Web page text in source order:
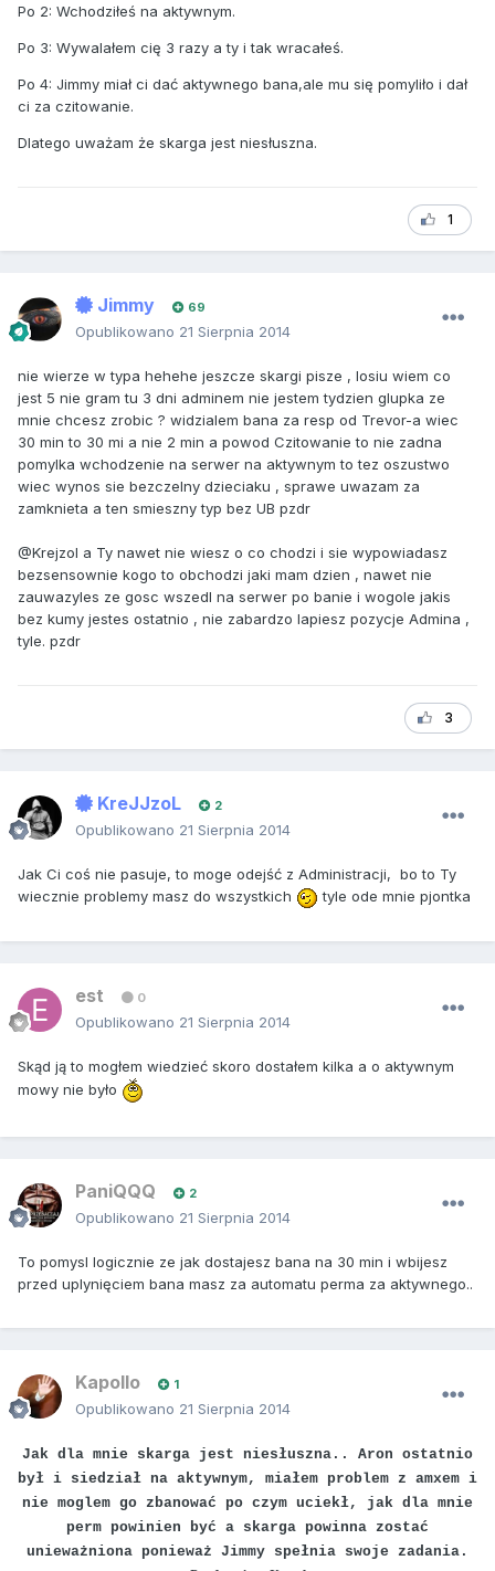
Po 2: Wchodziłeś na aktywnym.
Po 3: Wywalałem cię 3 razy a ty i tak wracałeś.
Po 4: Jimmy miał ci dać aktywnego bana,ale mu się pomyliło i dał
ci za czitowanie.
Dlatego uważam że skarga jest niesłuszna.
1
Jimmy 69
Opublikowano 21 Sierpnia 2014
nie wierze w typa hehehe jeszcze skargi pisze , losiu wiem co
jest 5 nie gram tu 3 dni adminem nie jestem tydzien glupka ze
mnie chcesz zrobic ? widzialem bana za resp od Trevor-a wiec
30 min to 30 mi a nie 2 min a powod Czitowanie to nie zadna
pomylka wchodzenie na serwer na aktywnym to tez oszustwo
wiec wynos sie bezczelny dzieciaku , sprawe uwazam za
zamknieta a ten smieszny typ bez UB pzdr
@Krejzol a Ty nawet nie wiesz o co chodzi i sie wypowiadasz
bezsensownie kogo to obchodzi jaki mam dzien , nawet nie
zauwazyles ze gosc wszedl na serwer po banie i wogole jakis
bez kumy jestes ostatnio , nie zabardzo lapiesz pozycje Admina ,
tyle. pzdr
3
KreJJzoL 2
Opublikowano 21 Sierpnia 2014
Jak Ci coś nie pasuje, to moge odejść z Administracji, bo to Ty
wiecznie problemy masz do wszystkich
tyle ode mnie pjontka
est 0
Opublikowano 21 Sierpnia 2014
Skąd ją to mogłem wiedzieć skoro dostałem kilka a o aktywnym
mowy nie było
PaniQQQ 2
Opublikowano 21 Sierpnia 2014
To pomysl logicznie ze jak dostajesz bana na 30 min i wbijesz
przed uplynięciem bana masz za automatu perma za aktywnego..
Kapollo 1
Opublikowano 21 Sierpnia 2014
Jak dla mnie skarga jest niesłuszna.. Aron ostatnio
był i siedział na aktywnym, miałem problem z amxem i
nie moglem go zbanować po czym uciekł, jak dla mnie
perm powinien być a skarga powinna zostać
unieważniona ponieważ Jimmy spełnia swoje zadania.